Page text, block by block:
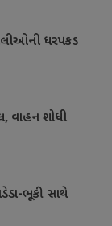
ધરપકડ
વાહન શોધી
ભૂકી સાથે